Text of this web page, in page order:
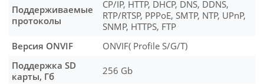
Поддерживаемые
протоколы
CP/IP, HTTP, DHCP, DNS, DDNS,
RTP/RTSP, PPPoE, SMTP, NTP, UPnP,
SNMP, HTTPS, FTP
Версия ONVIF
ONVIF( Profile S/G/T)
Поддержка SD
карты, Гб
256 Gb